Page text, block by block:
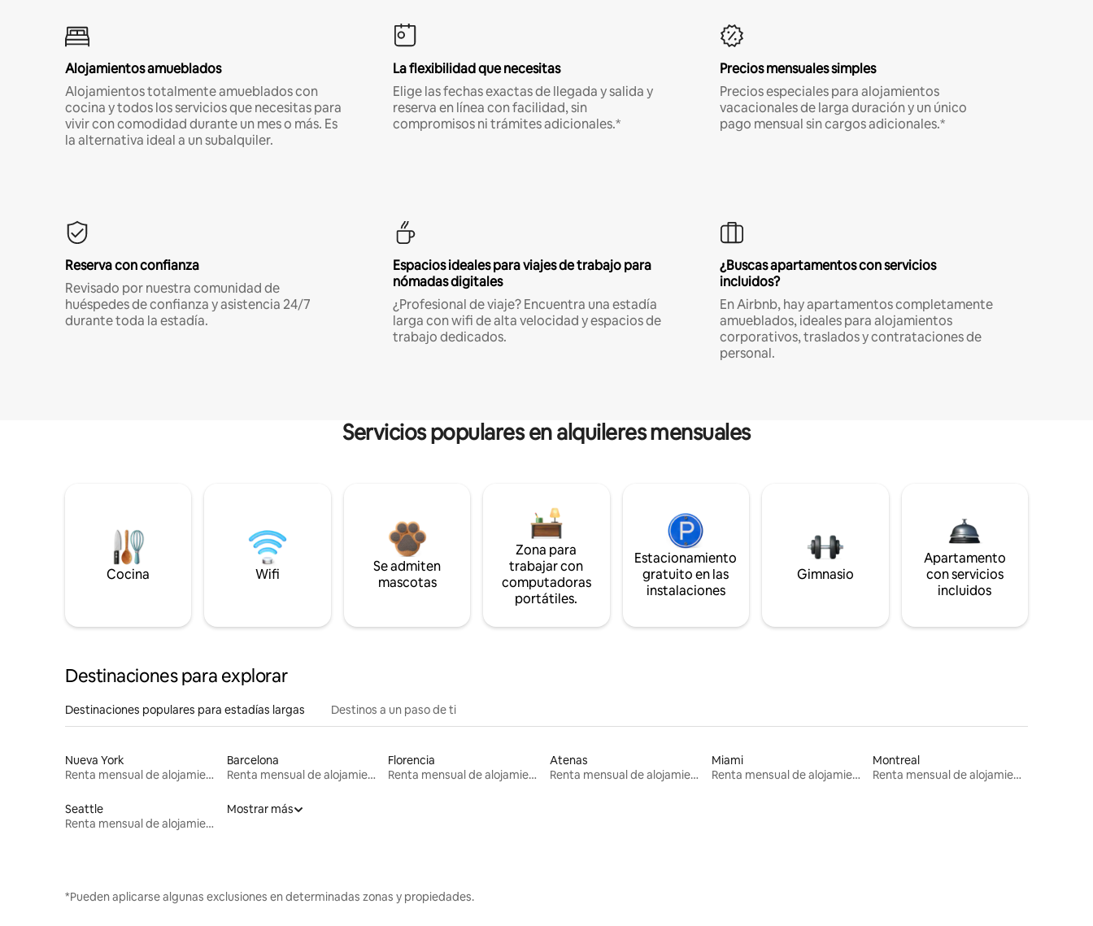
Alojamientos amueblados
Alojamientos totalmente amueblados con
cocina y todos los servicios que necesitas para
vivir con comodidad durante un mes o más. Es
la alternativa ideal a un subalquiler.
La flexibilidad que necesitas
Elige las fechas exactas de llegada y salida y
reserva en línea con facilidad, sin
compromisos ni trámites adicionales.*
Precios mensuales simples
Precios especiales para alojamientos
vacacionales de larga duración y un único
pago mensual sin cargos adicionales.*
Reserva con confianza
Revisado por nuestra comunidad de
huéspedes de confianza y asistencia 24/7
durante toda la estadía.
Espacios ideales para viajes de trabajo para
nómadas digitales
¿Profesional de viaje? Encuentra una estadía
larga con wifi de alta velocidad y espacios de
trabajo dedicados.
¿Buscas apartamentos con servicios
incluidos?
En Airbnb, hay apartamentos completamente
amueblados, ideales para alojamientos
corporativos, traslados y contrataciones de
personal.
Servicios populares en alquileres mensuales
Cocina Wifi
Se admiten
mascotas
Zona para
trabajar con
computadoras
portátiles.
Estacionamiento
gratuito en las
instalaciones
Gimnasio
Apartamento
con servicios
incluidos
Destinaciones para explorar
Destinaciones populares para estadías largas Destinos a un paso de ti
Nueva York
Renta mensual de alojamientos
Barcelona
Renta mensual de alojamientos
Florencia
Renta mensual de alojamientos
Atenas
Renta mensual de alojamientos
Miami
Renta mensual de alojamientos
Montreal
Renta mensual de alojamientos
Seattle
Renta mensual de alojamientos
Mostrar más
*Pueden aplicarse algunas exclusiones en determinadas zonas y propiedades.